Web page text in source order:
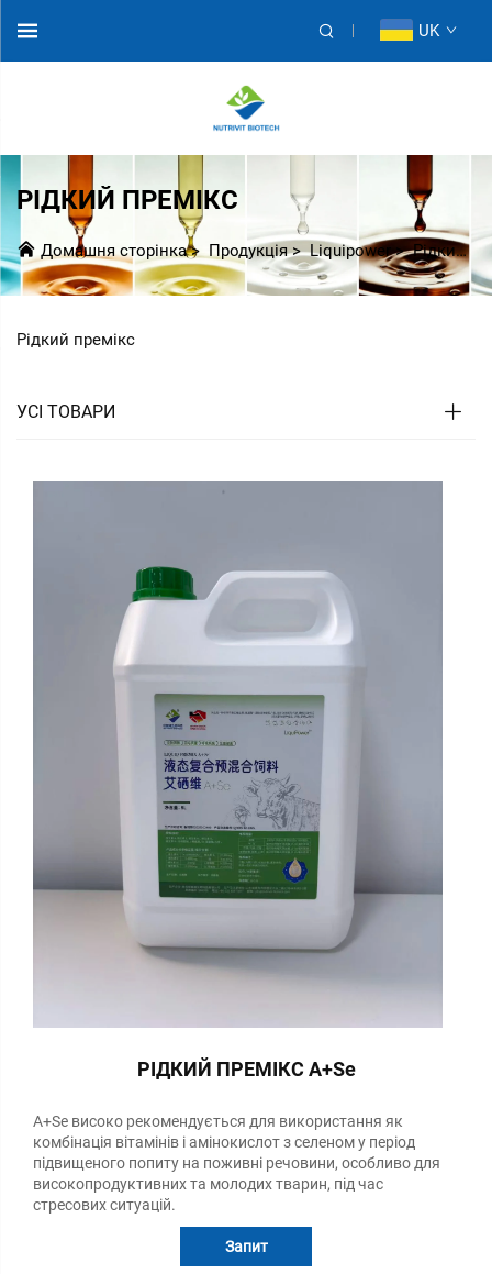
UK
РІДКИЙ ПРЕМІКС
Домашня сторінка> Продукція>Liquipower>Рідкий Примікс
Рідкий премікс
УСІ ТОВАРИ
РІДКИЙ ПРЕМІКС A+Se
A+Se високо рекомендується для використання як
комбінація вітамінів і амінокислот з селеном у період
підвищеного попиту на поживні речовини, особливо для
високопродуктивних та молодих тварин, під час
стресових ситуацій.
Запит